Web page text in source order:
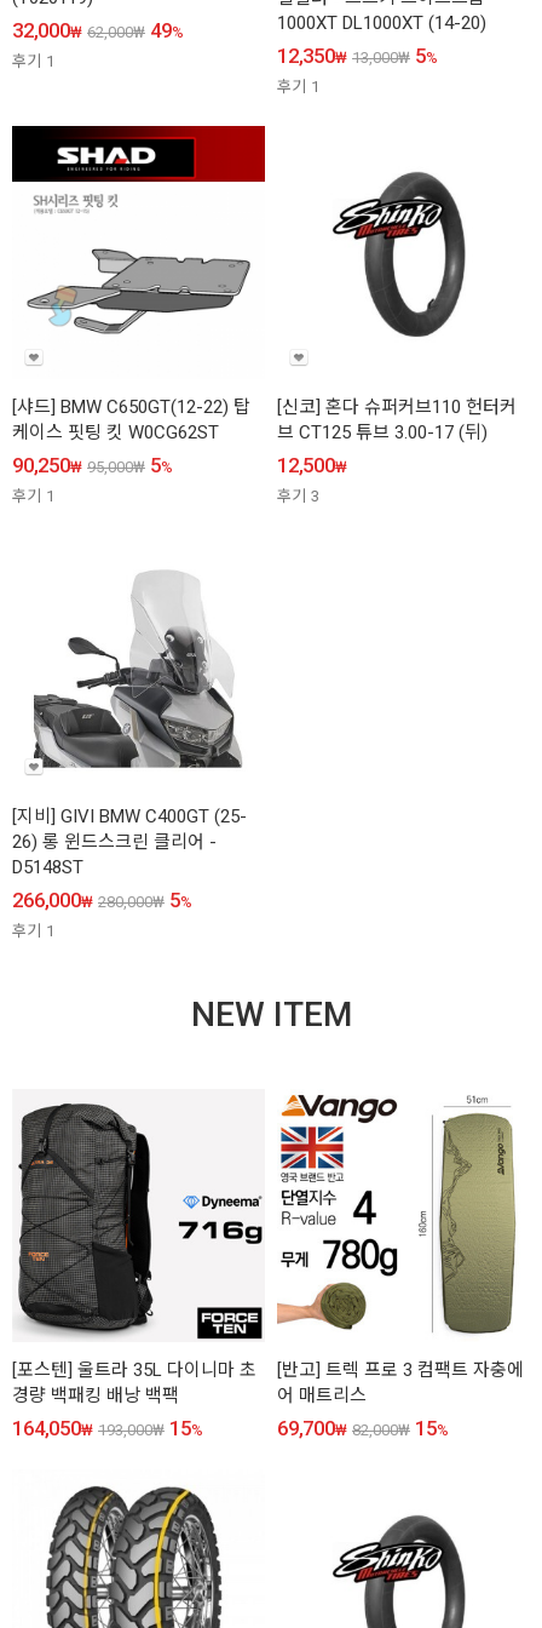
32,000₩ 62,000₩ 49%
후기 1
1000XT DL1000XT (14-20)
12,350₩ 13,000₩ 5%
후기 1
[샤드] BMW C650GT(12-22) 탑
케이스 핏팅 킷 W0CG62ST
90,250₩ 95,000₩ 5%
후기 1
[신코] 혼다 슈퍼커브110 헌터커
브 CT125 튜브 3.00-17 (뒤)
12,500₩
후기 3
[지비] GIVI BMW C400GT (25-
26) 롱 윈드스크린 클리어 -
D5148ST
266,000₩ 280,000₩ 5%
후기 1
NEW ITEM
[포스텐] 울트라 35L 다이니마 초
경량 백패킹 배낭 백팩
164,050₩ 193,000₩ 15%
[반고] 트렉 프로 3 컴팩트 자충에
어 매트리스
69,700₩ 82,000₩ 15%